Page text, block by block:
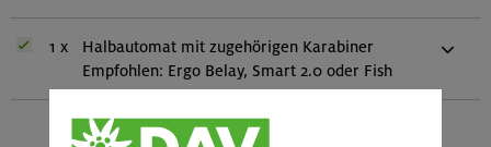
1 x
Halbautomat mit zugehörigen Karabiner
Empfohlen: Ergo Belay, Smart 2.0 oder Fish